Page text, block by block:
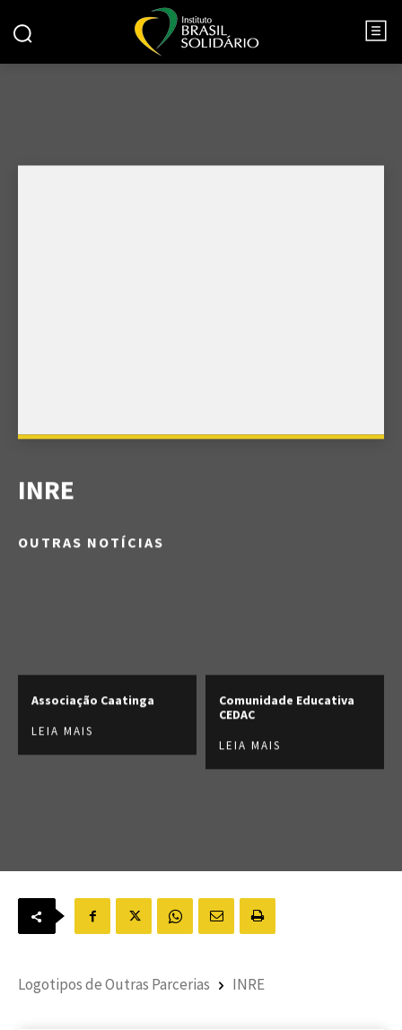
INRE
OUTRAS NOTÍCIAS
Associação Caatinga
LEIA MAIS
Comunidade Educativa
CEDAC
LEIA MAIS
Logotipos de Outras Parcerias INRE